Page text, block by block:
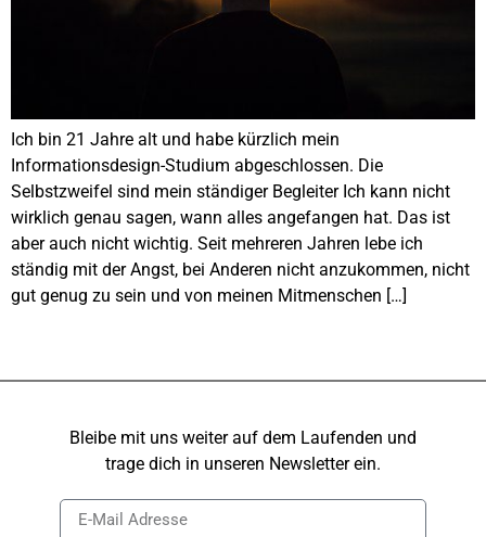
Ich bin 21 Jahre alt und habe kürzlich mein
Informationsdesign-Studium abgeschlossen. Die
Selbstzweifel sind mein ständiger Begleiter Ich kann nicht
wirklich genau sagen, wann alles angefangen hat. Das ist
aber auch nicht wichtig. Seit mehreren Jahren lebe ich
ständig mit der Angst, bei Anderen nicht anzukommen, nicht
gut genug zu sein und von meinen Mitmenschen […]
Bleibe mit uns weiter auf dem Laufenden und
trage dich in unseren Newsletter ein.